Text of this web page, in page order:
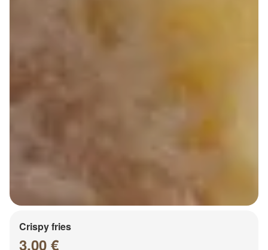
Crispy fries
3.00 €